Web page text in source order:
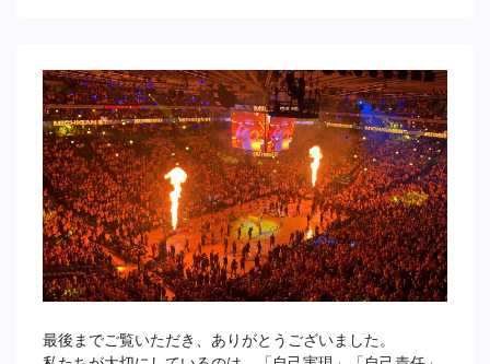
最後までご覧いただき、ありがとうございました。